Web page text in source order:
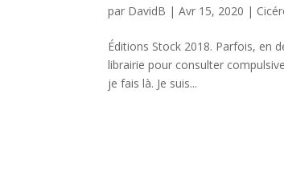
par DavidB |Avr 15, 2020 |
Éditions Stock 2018. Parfois, en
librairie pour consulter
je fais là. Je suis...